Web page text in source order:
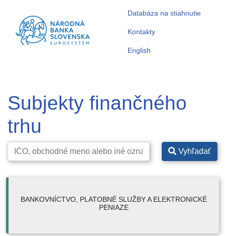
Databáza na stiahnutie
Kontakty
English
Subjekty finančného
trhu
Vyhľadať
BANKOVNÍCTVO, PLATOBNÉ SLUŽBY A ELEKTRONICKÉ
PENIAZE